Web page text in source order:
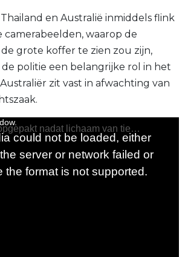
en Australië inmiddels flink
camerabeelden, waarop de
grote koffer te zien zou zijn,
politie een belangrijke rol in het
zit vast in afwachting van